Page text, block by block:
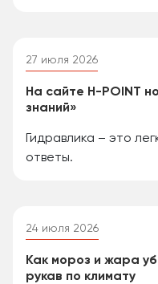
27 июля 2026
На сайте H-POINT
знаний»
Гидравлика – это
ответы.
24 июля 2026
Как мороз и жара
рукав по климату